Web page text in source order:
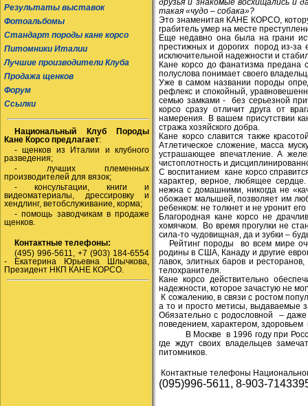
Результаты выставок
Фотоальбомы
Стандарт породы кане корсо
Питомники Италии
Лучшие производители Клуба
Продажа щенков
Форум
Ссылки
Национальный Клуб Породы
Кане Корсо предлагает:
- щенков из Италии и клубного
разведения;
- лучших племенных
производителей для вязок;
- консультации, книги и
видеоматериалы, дрессировку и
хендлинг, ветобслуживание, корма;
- помощь заводчикам в продаже
щенков.
Контактные телефоны:
(495) 996-5611, +7 (903) 184-6554
- Екатерина Юрьевна Шлычкова,
Президент НКП КАНЕ КОРСО.
друзья и знакомые восхищались и
такая «чудо – собака»?
Это знаменитая КАНЕ КОРСО,
грабитель умер на месте
Еще недавно она была на грани
престижных и дорогих
пород из-за
исключительной надежности и
Кане корсо до фанатизма предана
полуслова понимает своего
Уже в самом названии породы
рефлекс и спокойный,
семью замками -
без серьезной
корсо сразу отличит друга от
намерения. В вашем присутствии
стража хозяйского добра.
Кане корсо славится также
Атлетическое сложение, масса
устрашающее впечатление. А
чистоплотность и
С воспитанием кане корсо
характер, верное, любящее
нежна с домашними, никогда не
обожает малышей, позволяет им
ребенком: не толкнет и не уронит
Благородная кане корсо не
хомячком.
Во время прогулки не
сила-то чудовищная, да и зубки –
Рейтинг породы
во всем мире
родины в США, Канаду и другие
лавок, элитных баров и
телохранителя.
Кане корсо действительно
надежности, которое зачастую не
К сожалению, в связи с ростом
а то и просто метисы, выдаваемые
Обязательно с родословной
– даже
поведением, характером, здоровьем
В Москве в 1996 году при
где ждут своих владельцев
питомников.
Контактные телефоны
(095)996-5611, 8-903-